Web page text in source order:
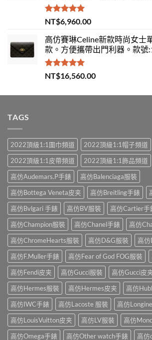
評分 5.00
滿分 5
NT$6,960.00
高仿賽琳Celine新款時尚女士
款。方便攜帶出門利器。款號
評分5.00
滿分 5
NT$16,560.00
TAGS
2022頂級1:1圍巾頻道
2022頂級1:1帽子頻道
2022頂級1:1皮帶頻道
2022頂級1:1飾品頻道
高仿Audemars.P手錶
高仿Balenciaga服裝
高仿Bottega Veneta皮夹
高仿Breitling手錶
高仿Bvlgari 手錶
高仿BV服裝
高仿Cartier手
高仿Champion服裝
高仿Chanel手錶
高仿
高仿ChromeHearts服裝
高仿D&G服裝
高
高仿F.Muller手錶
高仿Fear of God FOG服裝
高仿Fendi皮夹
高仿Gucci服裝 高仿Gucci皮
高仿Hermes服裝
高仿Hermes皮夹
高仿
高仿IWC手錶
高仿Lacoste 服裝
高仿
高仿LouisVuitton皮夹
高仿LV服裝
高仿
高仿Omega手錶
高仿Other watch手錶 高仿